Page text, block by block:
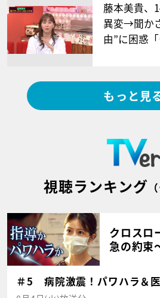
藤本美貴、
異変→聞か
由”に困惑
もっと見
視聴ランキング
クロスロ
急の約束
＃5 病院激震！パワハラ＆